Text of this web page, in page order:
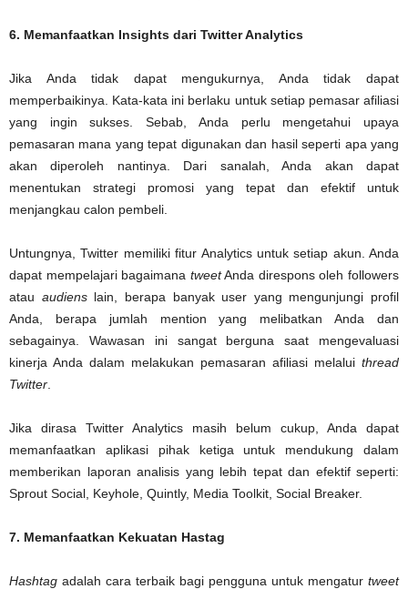
6. Memanfaatkan Insights dari Twitter Analytics
Jika Anda tidak dapat mengukurnya, Anda tidak dapat
memperbaikinya. Kata-kata ini berlaku untuk setiap pemasar afiliasi
yang ingin sukses. Sebab, Anda perlu mengetahui upaya
pemasaran mana yang tepat digunakan dan hasil seperti apa yang
akan diperoleh nantinya. Dari sanalah, Anda akan dapat
menentukan strategi promosi yang tepat dan efektif untuk
menjangkau calon pembeli.
Untungnya, Twitter memiliki fitur Analytics untuk setiap akun. Anda
dapat mempelajari bagaimana tweetAnda direspons oleh followers
atau audienslain, berapa banyak user yang mengunjungi profil
Anda, berapa jumlah mention yang melibatkan Anda dan
sebagainya. Wawasan ini sangat berguna saat mengevaluasi
kinerja Anda dalam melakukan pemasaran afiliasi melalui thread
Twitter
Jika dirasa Twitter Analytics masih belum cukup, Anda dapat
memanfaatkan aplikasi pihak ketiga untuk mendukung dalam
memberikan laporan analisis yang lebih tepat dan efektif seperti:
Sprout Social, Keyhole, Quintly, Media Toolkit, Social Breaker.
7. Memanfaatkan Kekuatan Hastag
Hashtag adalah cara terbaik bagi pengguna untuk mengatur tweet